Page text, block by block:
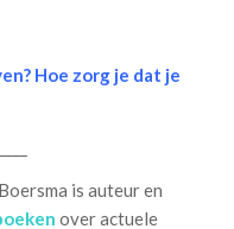
Hoe zorg je dat je
is auteur en
over actuele